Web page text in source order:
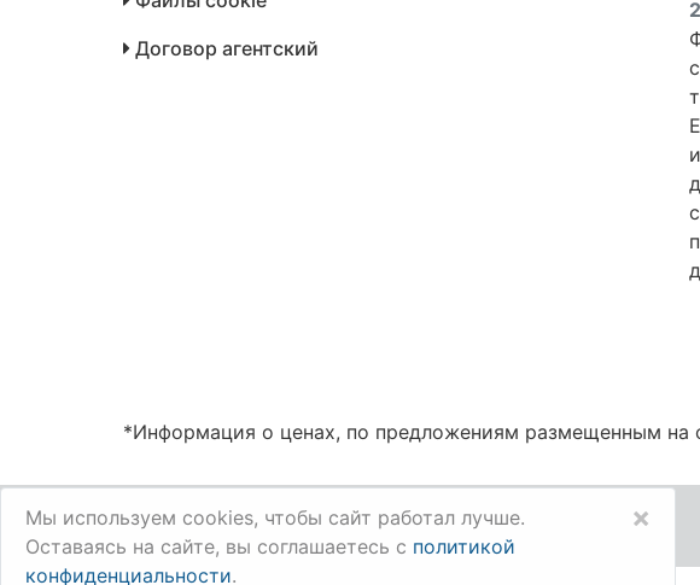
Договор агентский
*Информация о ценах, по предложениям размещенным на
Мы используем cookies, чтобы сайт работал лучше.
Оставаясь на сайте, вы соглашаетесь с политикой
конфиденциальности.
×